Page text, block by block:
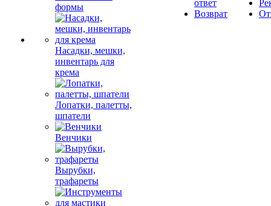
формы
Насадки, мешки,
инвентарь для
крема
Лопатки, палетты,
шпатели
Венчики
Вырубки,
трафареты
ответ
Возврат